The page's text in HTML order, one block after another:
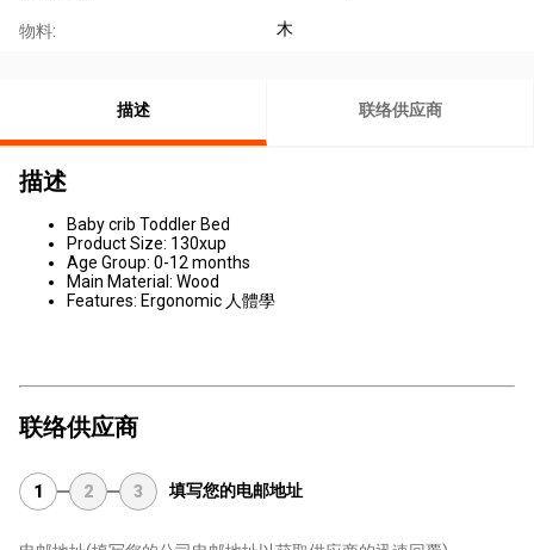
物料: 木
描述 联络供应商
描述
Baby crib Toddler Bed
Product Size: 130xup
Age Group: 0-12 months
Main Material: Wood
Features: Ergonomic 人體學
联络供应商
1 2 3 填写您的电邮地址